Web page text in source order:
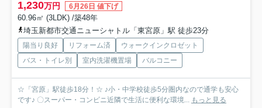
1,230万円 6月26日 値下げ
60.96㎡ (3LDK) /築48年
埼玉新都市交通ニューシャトル「東宮原」駅 徒歩23分
陽当り良好 リフォーム済
ウォークインクロゼット
バス・トイレ別
室内洗濯機置場 バルコニー
☆「宮原」駅徒歩18分！☆ ♪小・中学校徒歩5分圏内なので通学も安心
です♪ 〇スーパー・コンビニ近隣で生活に便利な環境... もっと見る